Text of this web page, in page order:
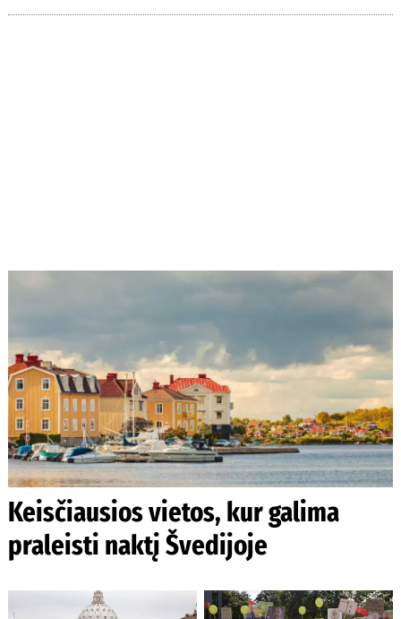
Keisčiausios vietos, kur galima
praleisti naktį Švedijoje